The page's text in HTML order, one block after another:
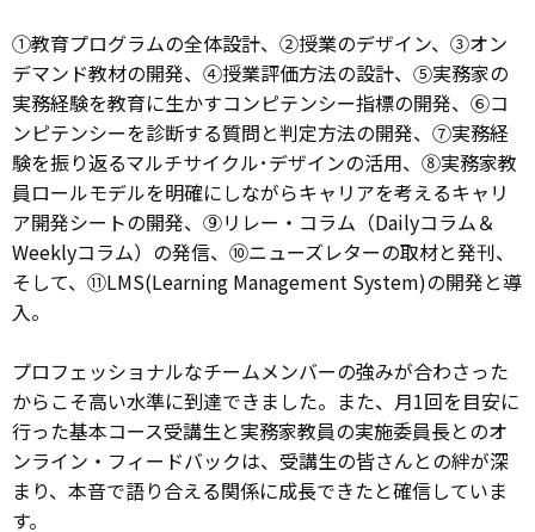
①教育プログラムの全体設計、②授業のデザイン、③オン
デマンド教材の開発、④授業評価方法の設計、⑤実務家の
実務経験を教育に生かすコンピテンシー指標の開発、⑥コ
ンピテンシーを診断する質問と判定方法の開発、⑦実務経
験を振り返るマルチサイクル･デザインの活用、⑧実務家教
員ロールモデルを明確にしながらキャリアを考えるキャリ
ア開発シートの開発、⑨リレー・コラム（Dailyコラム＆
Weeklyコラム）の発信、⑩ニューズレターの取材と発刊、
そして、⑪LMS(Learning Management System)の開発と導
入。
プロフェッショナルなチームメンバーの強みが合わさった
からこそ高い水準に到達できました。また、月1回を目安に
行った基本コース受講生と実務家教員の実施委員長とのオ
ンライン・フィードバックは、受講生の皆さんとの絆が深
まり、本音で語り合える関係に成長できたと確信していま
す。